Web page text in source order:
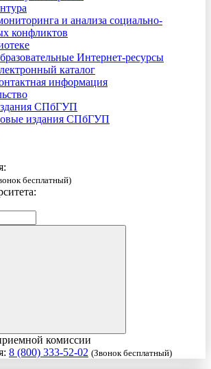
и анализа социально-
конфликтов
Интернет-ресурсы
каталог
информация
СПбГУП
издания СПбГУП
бесплатный)
комиссии
8 (800) 333-52-02 (Звонок бесплатный)